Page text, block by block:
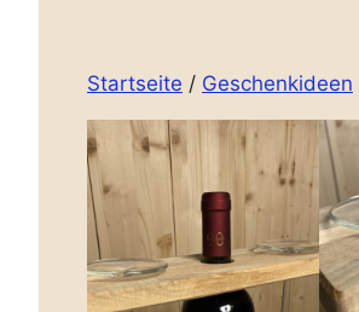
Startseite / Geschenkideen